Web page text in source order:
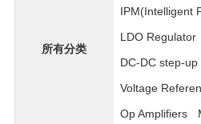
所有分类
IPM(Intelligent
LDO Regulator
DC-DC step-up
Voltage
Op Amplifiers